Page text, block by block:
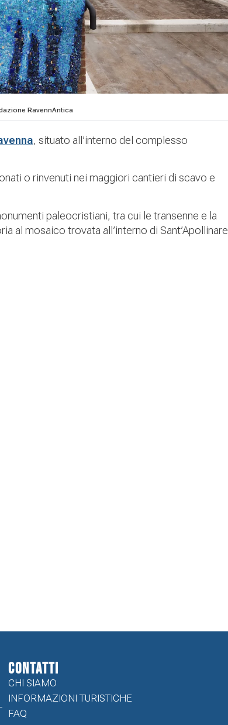
RavennAntica
, situato all’interno del complesso
o rinvenuti nei maggiori cantieri di scavo e
paleocristiani, tra cui le transenne e la
al mosaico trovata all’interno di Sant’Apollinare
CONTATTI
CHI SIAMO
INFORMAZIONI TURISTICHE
FAQ